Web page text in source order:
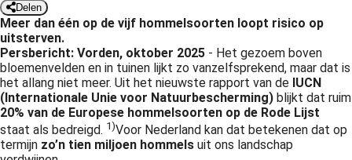
Delen
Meer dan één op de vijf hommelsoorten loopt risico op
uitsterven.
Persbericht: Vorden, oktober 2025 - Het gezoem boven
bloemenvelden en in tuinen lijkt zo vanzelfsprekend, maar dat is
het allang niet meer. Uit het nieuwste rapport van de IUCN
(Internationale Unie voor Natuurbescherming) blijkt dat ruim
20% van de Europese hommelsoorten op de Rode Lijst
staat als bedreigd. 1)Voor Nederland kan dat betekenen dat op
termijn zo’n tien miljoen hommels uit ons landschap